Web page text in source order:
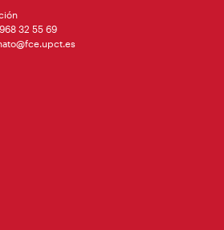
32 55 69